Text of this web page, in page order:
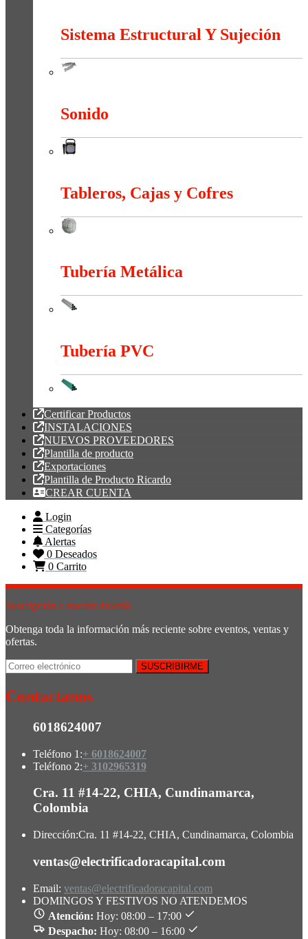
Sistema Estructural Y Sujeción
Sonido
Tableros, Cajas y Cofres
Tubería Metálica
Tubería PVC
Certificar Productos
INSTALACIONES
NUEVOS PROVEEDORES
Plantilla de producto
Exportaciones
Plantilla de Producto Ricardo
CREAR CUENTA
Login
Categorías
Alertas
0 Deseados
0 Carrito
Suscripción a nuestro boletín
Obtenga toda la información más reciente sobre eventos, ventas y
ofertas.
Contactanos
6018624007
Teléfono 1:+ 6018624007
Teléfono 2:+ 3102965319
Cra. 11 #14-22, CHIA, Cundinamarca,
Colombia
Dirección:Cra. 11 #14-22, CHIA, Cundinamarca, Colombia
ventas@electrificadoracapital.com
Email: ventas@electrificadoracapital.com
DOMINGOS Y FESTIVOS NO ATENDEMOS
Atención: Hoy: 08:00 – 17:00
Despacho: Hoy: 08:00 – 16:00